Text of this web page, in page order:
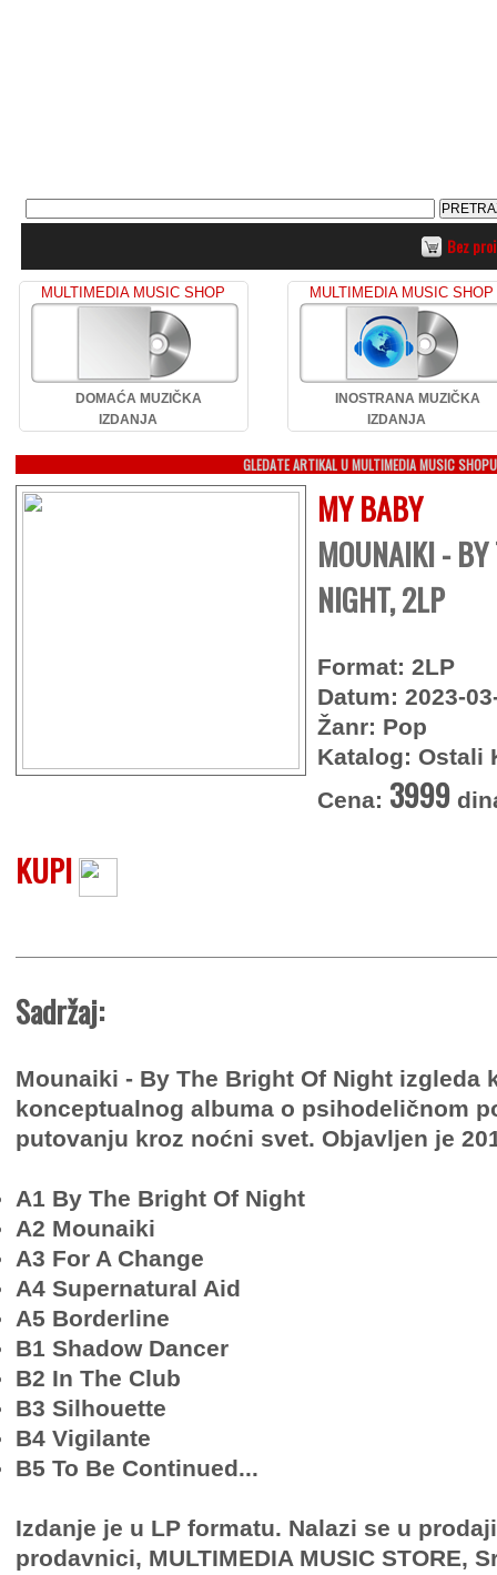
Bez
MULTIMEDIA MUSIC SHOP
DOMAĆA MUZIČKA
IZDANJA
MULTIMEDIA MUSIC SHOP
INOSTRANA MUZIČKA
IZDANJA
GLEDATE ARTIKAL U MULTIMEDIA MUSIC SHOPU
MY BABY
MOUNAIKI -
NIGHT, 2LP
Format: 2LP
Datum: 2023-
Žanr: Pop
Katalog: Ostali
Cena: 3999
KUPI
Sadržaj:
Mounaiki - By The Bright Of Night izgleda
konceptualnog albuma o psihodeličnom
putovanju kroz noćni svet. Objavljen je
A1 By The Bright Of Night
A2 Mounaiki
A3 For A Change
A4 Supernatural Aid
A5 Borderline
B1 Shadow Dancer
B2 In The Club
B3 Silhouette
B4 Vigilante
B5 To Be Continued...
Izdanje je u LP formatu. Nalazi se u
prodavnici, MULTIMEDIA MUSIC STORE,